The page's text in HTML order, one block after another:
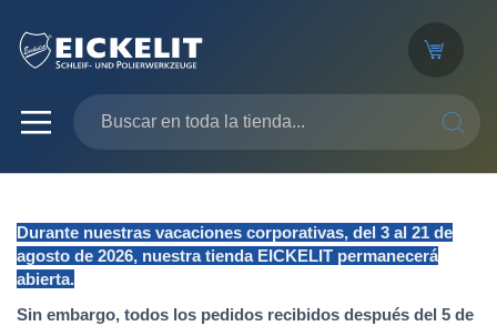
Durante nuestras vacaciones corporativas, del 3 al 21 de
agosto de 2026, nuestra tienda EICKELIT permanecerá
abierta.
Sin embargo, todos los pedidos recibidos después del 5 de